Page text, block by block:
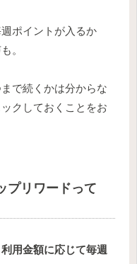
ポイントが入るか
。
で続くかは分からな
クしておくことをお
プリワードって
利用金額に応じて毎週